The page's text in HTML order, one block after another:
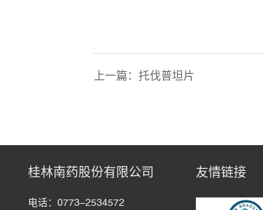
上一篇：托伐普坦片
桂林南药股份有限公司
电话：0773-2534572
友情链接